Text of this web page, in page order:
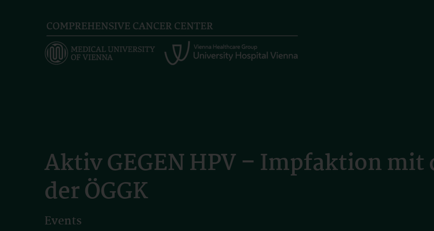
Aktiv GEGEN HPV – Impfaktion
der ÖGGK
Events